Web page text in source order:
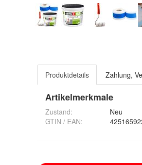
Produktdetails Zahlung,
Artikelmerkmale
Zustand:
Neu
GTIN / EAN: